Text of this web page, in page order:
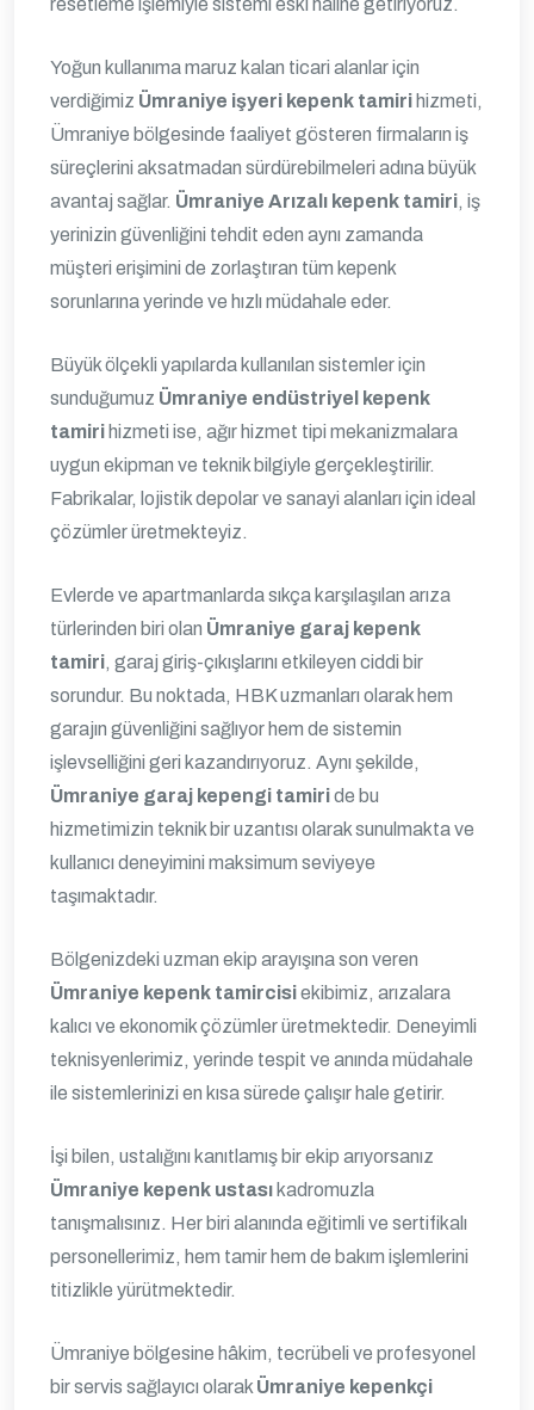
resetleme işlemiyle sistemi eski haline getiriyoruz.
Yoğun kullanıma maruz kalan ticari alanlar için
verdiğimiz Ümraniye işyeri kepenk tamiri hizmeti,
Ümraniye bölgesinde faaliyet gösteren firmaların iş
süreçlerini aksatmadan sürdürebilmeleri adına büyük
avantaj sağlar. Ümraniye Arızalı kepenk tamiri, iş
yerinizin güvenliğini tehdit eden aynı zamanda
müşteri erişimini de zorlaştıran tüm kepenk
sorunlarına yerinde ve hızlı müdahale eder.
Büyük ölçekli yapılarda kullanılan sistemler için
sunduğumuz Ümraniye endüstriyel kepenk
tamiri hizmeti ise, ağır hizmet tipi mekanizmalara
uygun ekipman ve teknik bilgiyle gerçekleştirilir.
Fabrikalar, lojistik depolar ve sanayi alanları için ideal
çözümler üretmekteyiz.
Evlerde ve apartmanlarda sıkça karşılaşılan arıza
türlerinden biri olan Ümraniye garaj kepenk
tamiri, garaj giriş-çıkışlarını etkileyen ciddi bir
sorundur. Bu noktada, HBK uzmanları olarak hem
garajın güvenliğini sağlıyor hem de sistemin
işlevselliğini geri kazandırıyoruz. Aynı şekilde,
Ümraniye garaj kepengi tamiride bu
hizmetimizin teknik bir uzantısı olarak sunulmakta ve
kullanıcı deneyimini maksimum seviyeye
taşımaktadır.
Bölgenizdeki uzman ekip arayışına son veren
Ümraniye kepenk tamircisiekibimiz, arızalara
kalıcı ve ekonomik çözümler üretmektedir. Deneyimli
teknisyenlerimiz, yerinde tespit ve anında müdahale
ile sistemlerinizi en kısa sürede çalışır hale getirir.
İşi bilen, ustalığını kanıtlamış bir ekip arıyorsanız
Ümraniye kepenk ustası kadromuzla
tanışmalısınız. Her biri alanında eğitimli ve sertifikalı
personellerimiz, hem tamir hem de bakım işlemlerini
titizlikle yürütmektedir.
Ümraniye bölgesine hâkim, tecrübeli ve profesyonel
bir servis sağlayıcı olarakÜmraniye kepenkçi